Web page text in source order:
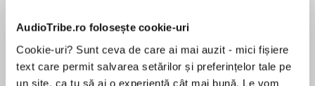
AudioTribe.ro folosește cookie-uri
Cookie-uri? Sunt ceva de care ai mai auzit - mici fișiere
text care permit salvarea setărilor și preferințelor tale pe
un site, ca tu să ai o experiență cât mai bună. Le vom
Elita de Argint (Elita
Diavolul se îmbracă de